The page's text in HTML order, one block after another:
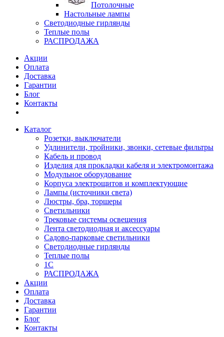
Потолочные
Настольные лампы
Светодиодные гирлянды
Теплые полы
РАСПРОДАЖА
Акции
Оплата
Доставка
Гарантии
Блог
Контакты
Каталог
Розетки, выключатели
Удлинители, тройники, звонки, сетевые фильтры
Кабель и провод
Изделия для прокладки кабеля и электромонтажа
Модульное оборудование
Корпуса электрощитов и комплектующие
Лампы (источники света)
Люстры, бра, торшеры
Светильники
Трековые системы освещения
Лента светодиодная и аксессуары
Садово-парковые светильники
Светодиодные гирлянды
Теплые полы
1С
РАСПРОДАЖА
Акции
Оплата
Доставка
Гарантии
Блог
Контакты